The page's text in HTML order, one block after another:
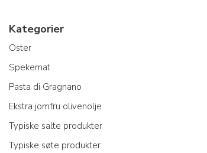
Kategorier
Oster
Spekemat
Pasta di Gragnano
Ekstra jomfru olivenolje
Typiske salte produkter
Typiske søte produkter